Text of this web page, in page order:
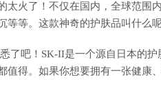
太火了！不仅在国内，全球范围
等等。这款神奇的护肤品叫什么
吧！SK-II是一个源自日本的护
值得。如果你想要拥有一张健康